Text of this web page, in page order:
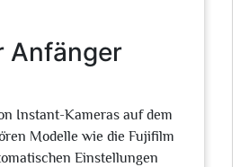
Anfänger
Instant-Kameras auf dem
Modelle wie die Fujifilm
Einstellungen